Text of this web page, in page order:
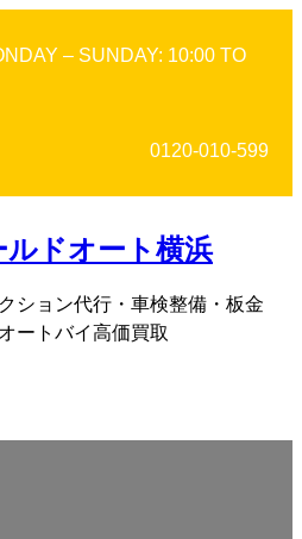
– SUNDAY: 10:00 TO
0120-010-599
ルドオート横浜
ション代行・車検整備・板金
ートバイ高価買取